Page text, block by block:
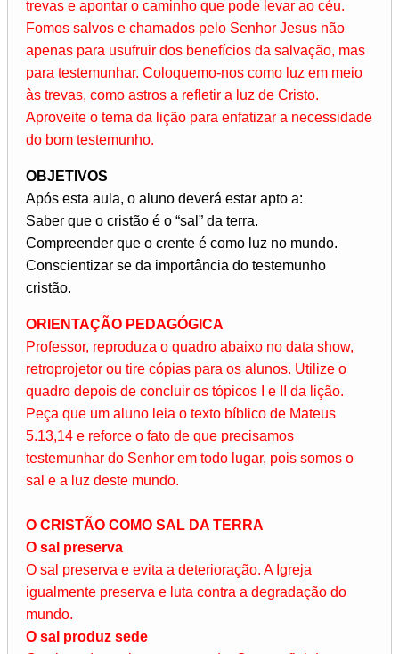
trevas e apontar o caminho que pode levar ao céu.
Fomos salvos e chamados pelo Senhor Jesus não
apenas para usufruir dos benefícios da salvação, mas
para testemunhar. Coloquemo-nos como luz em meio
às trevas, como astros a refletir a luz de Cristo.
Aproveite o tema da lição para enfatizar a necessidade
do bom testemunho.
OBJETIVOS
Após esta aula, o aluno deverá estar apto a:
Saber que o cristão é o “sal” da terra.
Compreender que o crente é como luz no mundo.
Conscientizar se da importância do testemunho
cristão.
ORIENTAÇÃO PEDAGÓGICA
Professor, reproduza o quadro abaixo no data show,
retroprojetor ou tire cópias para os alunos. Utilize o
quadro depois de concluir os tópicos I e II da lição.
Peça que um aluno leia o texto bíblico de Mateus
5.13,14 e reforce o fato de que precisamos
testemunhar do Senhor em todo lugar, pois somos o
sal e a luz deste mundo.
O CRISTÃO COMO SAL DA TERRA
O sal preserva
O sal preserva e evita a deterioração. A Igreja
igualmente preserva e luta contra a degradação do
mundo.
O sal produz sede